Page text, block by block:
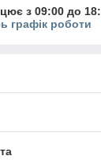
з 09:00 до
графік роботи